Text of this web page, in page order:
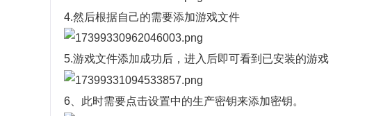
4.然后根据自己的需要添加游戏文件
5.游戏文件添加成功后，进入后即可看到已安装的游戏
6、此时需要点击设置中的生产密钥来添加密钥。